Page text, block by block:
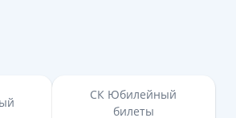
СК Юбилейный
билеты